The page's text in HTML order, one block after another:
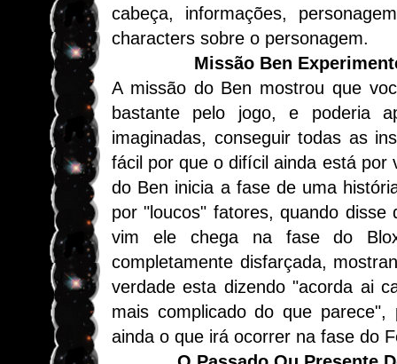
cabeça, informações,
characters sobre o personagem.
Missão Ben
A missão do Ben mostrou que
bastante pelo jogo, e poderia
imaginadas, conseguir todas as
fácil por que o difícil ainda está por
do Ben inicia a fase de uma
por "loucos" fatores, quando disse
vim ele chega na fase do
completamente disfarçada,
verdade esta dizendo "acorda ai
mais complicado do que parece",
ainda o que irá ocorrer na fase do